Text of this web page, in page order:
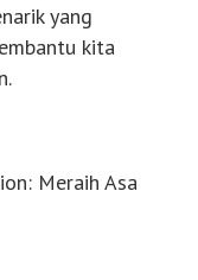
yang
kita
Meraih Asa